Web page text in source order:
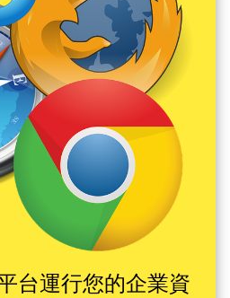
台運行您的企業資